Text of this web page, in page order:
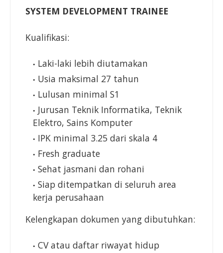
SYSTEM DEVELOPMENT TRAINEE
Kualifikasi:
Laki-laki lebih diutamakan
Usia maksimal 27 tahun
Lulusan minimal S1
Jurusan Teknik Informatika, Teknik
Elektro, Sains Komputer
IPK minimal 3.25 dari skala 4
Fresh graduate
Sehat jasmani dan rohani
Siap ditempatkan di seluruh area
kerja perusahaan
Kelengkapan dokumen yang dibutuhkan:
CV atau daftar riwayat hidup